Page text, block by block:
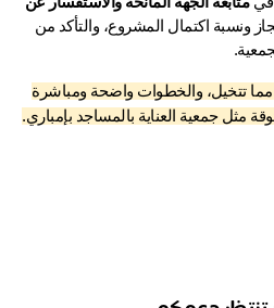
، لمعرفة حجم الإنجاز ونسبة اكتمال المشروع، والتأكد من
أسهل مما تتخيل، والخطوات واضحة ومباشرة
جمعية العناية بالمساجد بإمباري.